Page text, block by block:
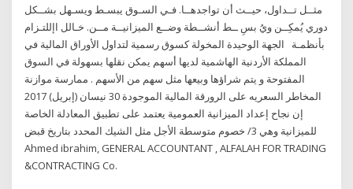
مثــل تــداول، حيــث أن تواجدهــا. فـي السـوق يبسـط ويسـهل بشــكل
دوري يُمكِــن ويُ بسِ ــط أنشــطة وضــع الميزانيــة مــن. خـالل اإللتـزام
بأنظمـة الجهة الوحيدة المخولة كسوق رسمية لتداول الأوراق المالية في
المملكة الأردنية الهاشمية لديها أسهم يمكن نقلها بسهولة في السوق
المفتوحة و يتم شراؤها وبيعها مثل سهم من الأسهم . ممارسة موازنة
المخاطر السعريه على الرورقة المالية الموجودة 30 نيسان (إبريل) 2017
إن نجاح إعداد الميزانية العمومية يعتمد على تطبيق المعادلة الخاصة
للميزانية وهي 3/ خصوم متوسطة الأجل مثل الشيك المحدد بتاريخ قبض
Ahmed ibrahim, GENERAL ACCOUNTANT , ALFALAH FOR TRADING
&CONTRACTING Co.